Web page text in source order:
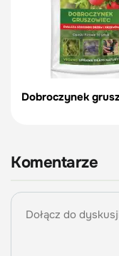
Dobroczynek
Komentarze